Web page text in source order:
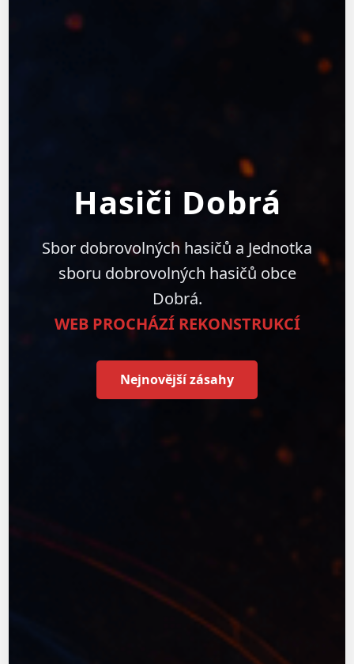
Hasiči Dobrá
Sbor dobrovolných hasičů a Jednotka
sboru dobrovolných hasičů obce
Dobrá.
WEB PROCHÁZÍ REKONSTRUKCÍ
Nejnovější zásahy